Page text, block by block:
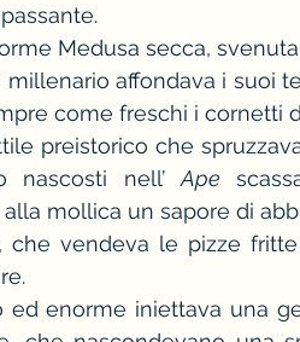
Medusa secca,
affondava i suoi
come freschi i cornetti
preistorico che
nascosti nell’ Ape
alla mollica un sapore di
che vendeva le pizze
ed enorme iniettava una